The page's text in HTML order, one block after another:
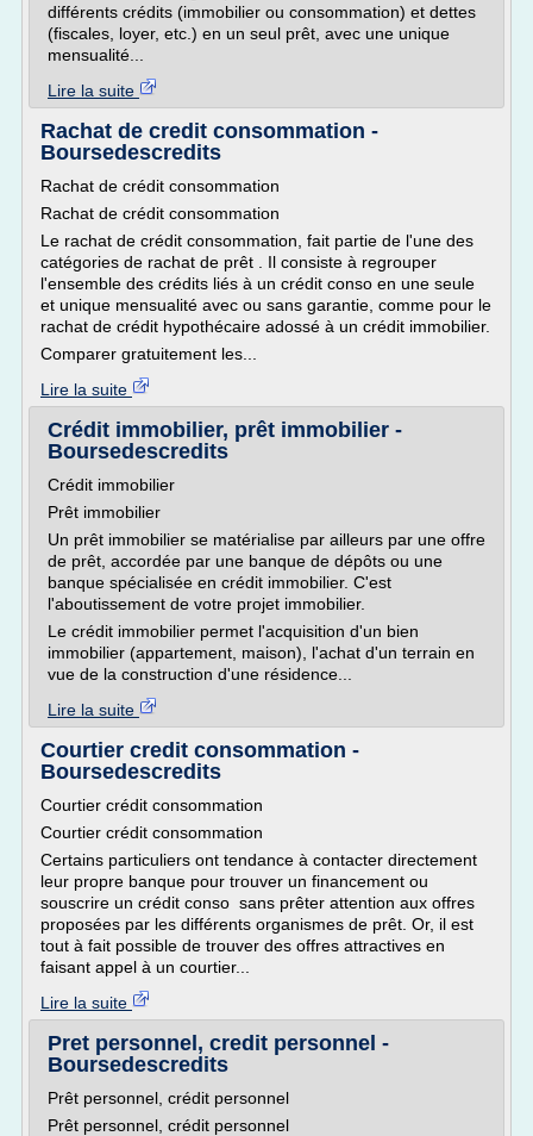
différents crédits (immobilier ou consommation) et dettes
(fiscales, loyer, etc.) en un seul prêt, avec une unique
mensualité...
Lire la suite
Rachat de credit consommation -
Boursedescredits
Rachat de crédit consommation
Rachat de crédit consommation
Le rachat de crédit consommation, fait partie de l'une des
catégories de rachat de prêt . Il consiste à regrouper
l'ensemble des crédits liés à un crédit conso en une seule
et unique mensualité avec ou sans garantie, comme pour le
rachat de crédit hypothécaire adossé à un crédit immobilier.
Comparer gratuitement les...
Lire la suite
Crédit immobilier, prêt immobilier -
Boursedescredits
Crédit immobilier
Prêt immobilier
Un prêt immobilier se matérialise par ailleurs par une offre
de prêt, accordée par une banque de dépôts ou une
banque spécialisée en crédit immobilier. C'est
l'aboutissement de votre projet immobilier.
Le crédit immobilier permet l'acquisition d'un bien
immobilier (appartement, maison), l'achat d'un terrain en
vue de la construction d'une résidence...
Lire la suite
Courtier credit consommation -
Boursedescredits
Courtier crédit consommation
Courtier crédit consommation
Certains particuliers ont tendance à contacter directement
leur propre banque pour trouver un financement ou
souscrire un crédit conso sans prêter attention aux offres
proposées par les différents organismes de prêt. Or, il est
tout à fait possible de trouver des offres attractives en
faisant appel à un courtier...
Lire la suite
Pret personnel, credit personnel -
Boursedescredits
Prêt personnel, crédit personnel
Prêt personnel, crédit personnel